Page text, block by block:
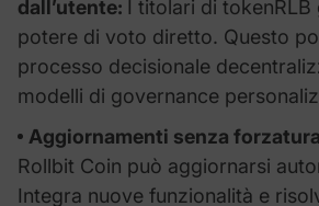
dall’utente: I titolari di tokenRLB
potere di voto diretto. Questo
processo decisionale
modelli di governance
Aggiornamenti senza
Rollbit Coin può aggiornarsi
Integra nuove funzionalità e